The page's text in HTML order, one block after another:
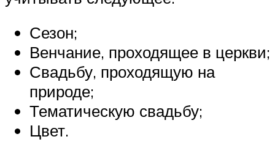
Сезон;
Венчание, проходящее в церкви;
Свадьбу, проходящую на
природе;
Тематическую свадьбу;
Цвет.